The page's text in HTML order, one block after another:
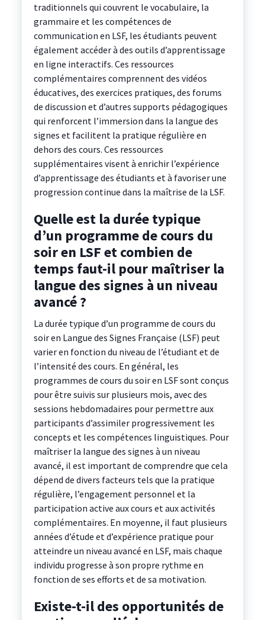
traditionnels qui couvrent le vocabulaire, la
grammaire et les compétences de
communication en LSF, les étudiants peuvent
également accéder à des outils d’apprentissage
en ligne interactifs. Ces ressources
complémentaires comprennent des vidéos
éducatives, des exercices pratiques, des forums
de discussion et d’autres supports pédagogiques
qui renforcent l’immersion dans la langue des
signes et facilitent la pratique régulière en
dehors des cours. Ces ressources
supplémentaires visent à enrichir l’expérience
d’apprentissage des étudiants et à favoriser une
progression continue dans la maîtrise de la LSF.
Quelle est la durée typique
d’un programme de cours du
soir en LSF et combien de
temps faut-il pour maîtriser la
langue des signes à un niveau
avancé ?
La durée typique d’un programme de cours du
soir en Langue des Signes Française (LSF) peut
varier en fonction du niveau de l’étudiant et de
l’intensité des cours. En général, les
programmes de cours du soir en LSF sont conçus
pour être suivis sur plusieurs mois, avec des
sessions hebdomadaires pour permettre aux
participants d’assimiler progressivement les
concepts et les compétences linguistiques. Pour
maîtriser la langue des signes à un niveau
avancé, il est important de comprendre que cela
dépend de divers facteurs tels que la pratique
régulière, l’engagement personnel et la
participation active aux cours et aux activités
complémentaires. En moyenne, il faut plusieurs
années d’étude et d’expérience pratique pour
atteindre un niveau avancé en LSF, mais chaque
individu progresse à son propre rythme en
fonction de ses efforts et de sa motivation.
Existe-t-il des opportunités de